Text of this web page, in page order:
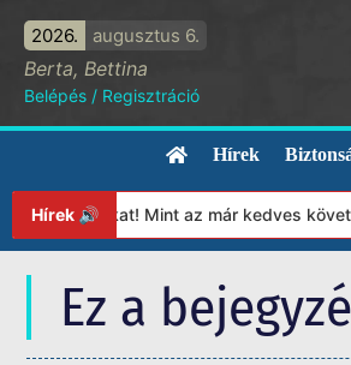
2026. augusztus 6.
Berta, Bettina
Belépés / Regisztráció
Hírek
Hírek 🔊Mint az már kedves követőink
Ez a